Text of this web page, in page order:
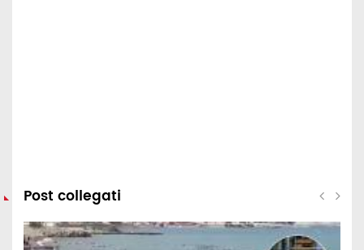
Post collegati